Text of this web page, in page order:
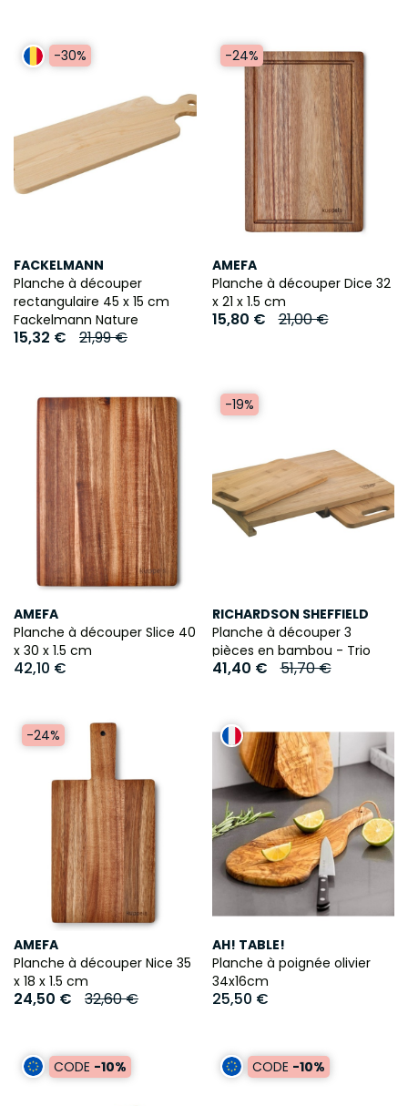
-30%
FACKELMANN
Planche à découper
rectangulaire 45 x 15 cm
Fackelmann Nature
15,32 € 21,99 €
-24%
AMEFA
Planche à découper Dice 32
x 21 x 1.5 cm
15,80 € 21,00 €
AMEFA
Planche à découper Slice 40
x 30 x 1.5 cm
42,10 €
-19%
RICHARDSON SHEFFIELD
Planche à découper 3
pièces en bambou - Trio
41,40 € 51,70 €
-24%
AMEFA
Planche à découper Nice 35
x 18 x 1.5 cm
24,50 € 32,60 €
AH! TABLE!
Planche à poignée olivier
34x16cm
25,50 €
CODE -10% CODE -10%